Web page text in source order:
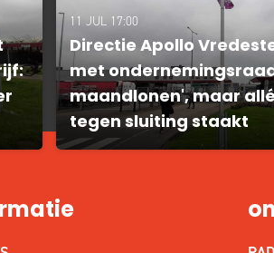
11 JUL 17:00
Directie Apollo
met
maandlonen', maar
tegen sluiting staakt